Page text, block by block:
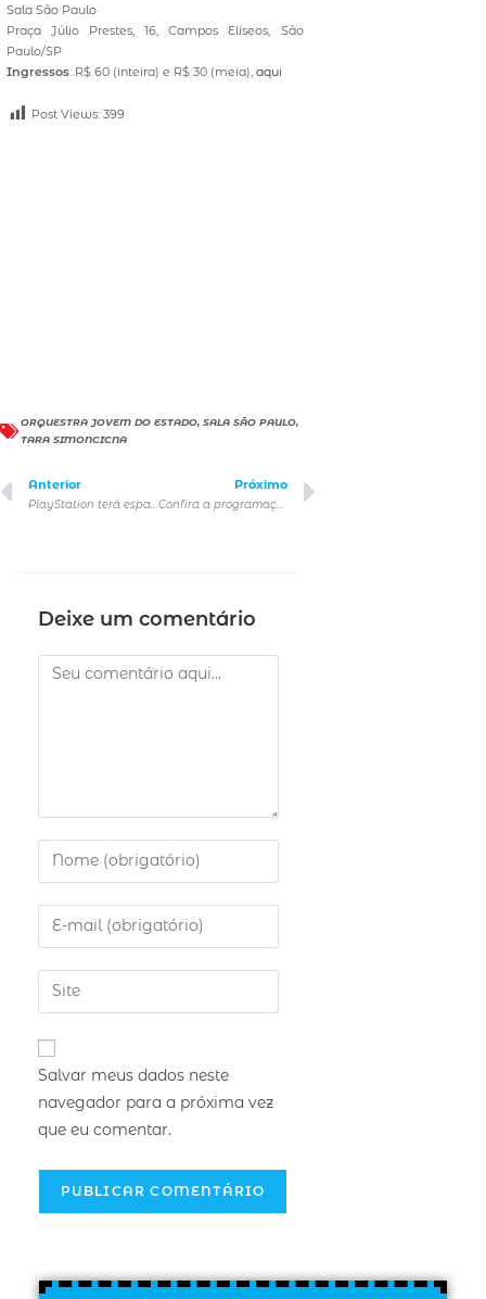
Sala São Paulo
Praça Júlio Prestes, 16, Campos Elíseos, São
Paulo/SP
Ingressos: R$ 60 (inteira) e R$ 30 (meia), aqui
Post Views: 399
ORQUESTRA JOVEM DO ESTADO, SALA SÃO PAULO,
TARA SIMONCICNA
Anterior
PlayStation terá espaço exclusivo aberto ao público em 7 de setembro para celebrar o lançamento do novo jogo Astro Bot
Próximo
Confira a programação da semana no Theatro Municipal de São Paulo
Deixe um comentário
Salvar meus dados neste
navegador para a próxima vez
que eu comentar.